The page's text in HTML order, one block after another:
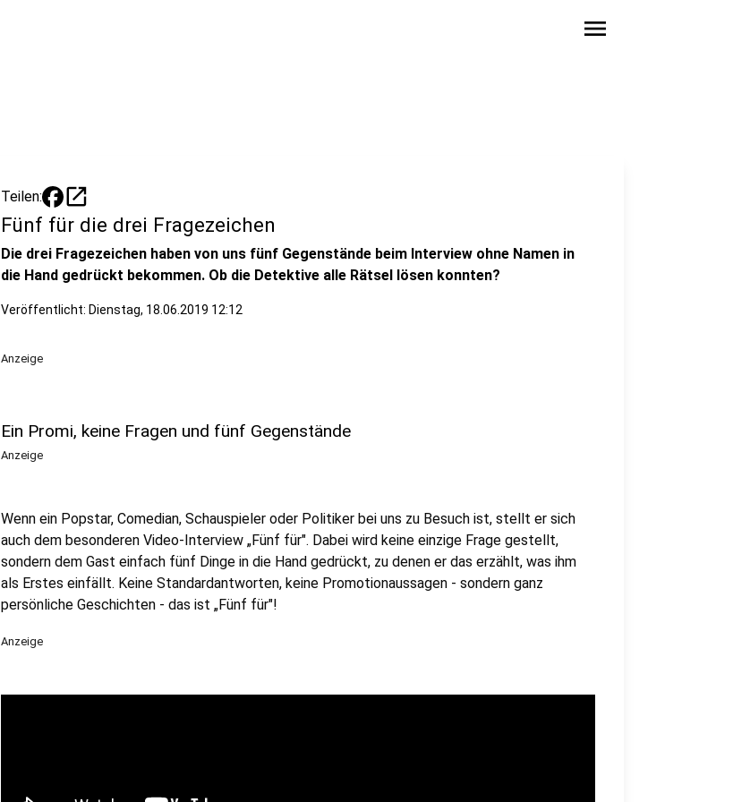
menu
Teilen: open_in_new
Fünf für die drei Fragezeichen
Die drei Fragezeichen haben von uns fünf Gegenstände beim Interview ohne Namen in
die Hand gedrückt bekommen. Ob die Detektive alle Rätsel lösen konnten?
Veröffentlicht: Dienstag, 18.06.2019 12:12
Anzeige
Ein Promi, keine Fragen und fünf Gegenstände
Anzeige
Wenn ein Popstar, Comedian, Schauspieler oder Politiker bei uns zu Besuch ist, stellt er sich
auch dem besonderen Video-Interview „Fünf für". Dabei wird keine einzige Frage gestellt,
sondern dem Gast einfach fünf Dinge in die Hand gedrückt, zu denen er das erzählt, was ihm
als Erstes einfällt. Keine Standardantworten, keine Promotionaussagen - sondern ganz
persönliche Geschichten - das ist „Fünf für"!
Anzeige